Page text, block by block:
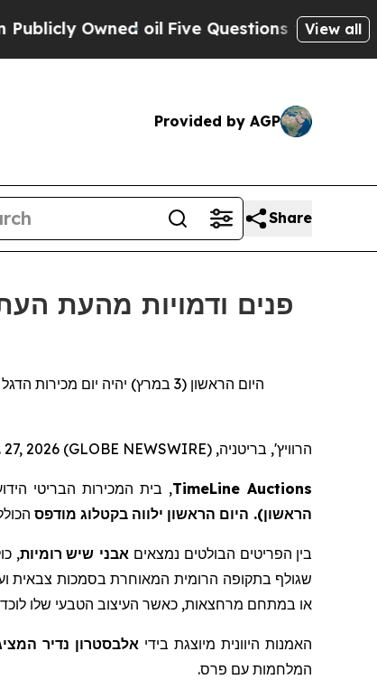
Owned oilFive Questions the US View all
Provided by AGP
Share
פנים ודמויות מהעת
הרוויץ', בריטניה, Feb. 27, 2026 (GLOBE NEWSWIRE) --
TimeLine Auctions, בית המכירות הבריטי
הראשון). היום הראשון ילווה בקטלוג מודפס
בין הפריטים הבולטים נמצאים אבני שיש רומיות,
שגולף בתקופה הרומית המאוחרת בסמכות צבאית
או במתחם מרחצאות, כאשר העיצוב הטבעי שלו לוכד
האמנות היוונית מיוצגת בידי אלבסטרון נדיר
המלחמות עם פרס.